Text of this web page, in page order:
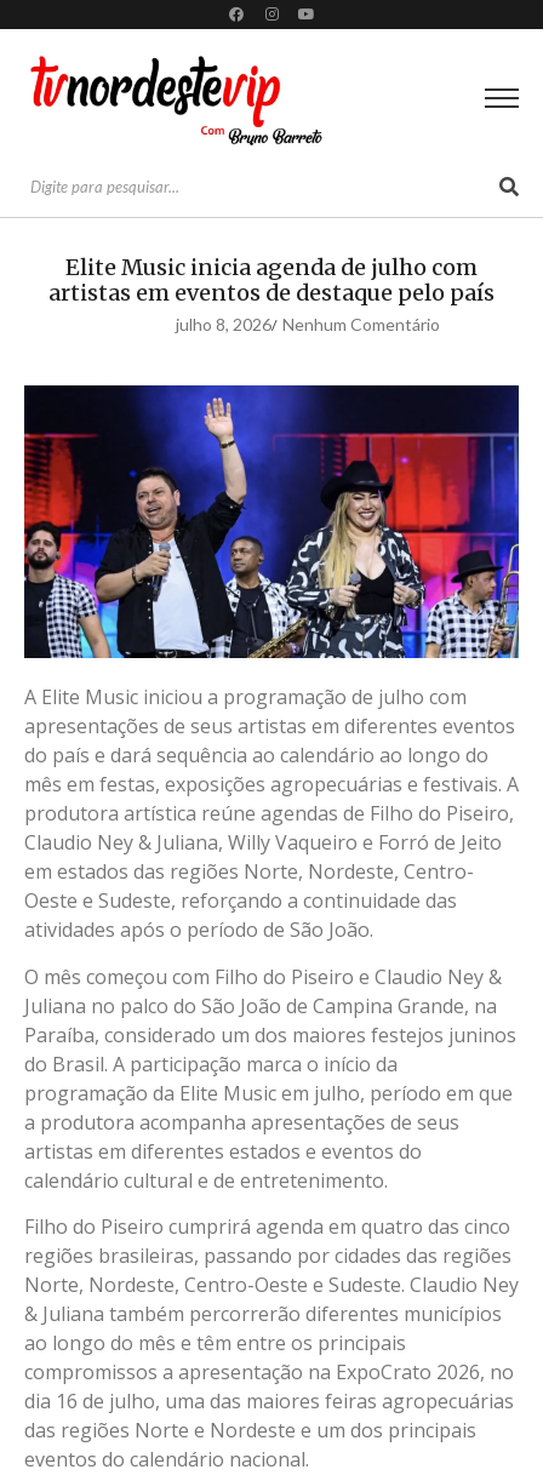
Elite Music inicia agenda de julho com
artistas em eventos de destaque pelo país
julho 8, 2026/ Nenhum Comentário
A Elite Music iniciou a programação de julho com
apresentações de seus artistas em diferentes eventos
do país e dará sequência ao calendário ao longo do
mês em festas, exposições agropecuárias e festivais. A
produtora artística reúne agendas de Filho do Piseiro,
Claudio Ney & Juliana, Willy Vaqueiro e Forró de Jeito
em estados das regiões Norte, Nordeste, Centro-
Oeste e Sudeste, reforçando a continuidade das
atividades após o período de São João.
O mês começou com Filho do Piseiro e Claudio Ney &
Juliana no palco do São João de Campina Grande, na
Paraíba, considerado um dos maiores festejos juninos
do Brasil. A participação marca o início da
programação da Elite Music em julho, período em que
a produtora acompanha apresentações de seus
artistas em diferentes estados e eventos do
calendário cultural e de entretenimento.
Filho do Piseiro cumprirá agenda em quatro das cinco
regiões brasileiras, passando por cidades das regiões
Norte, Nordeste, Centro-Oeste e Sudeste. Claudio Ney
& Juliana também percorrerão diferentes municípios
ao longo do mês e têm entre os principais
compromissos a apresentação na ExpoCrato 2026, no
dia 16 de julho, uma das maiores feiras agropecuárias
das regiões Norte e Nordeste e um dos principais
eventos do calendário nacional.